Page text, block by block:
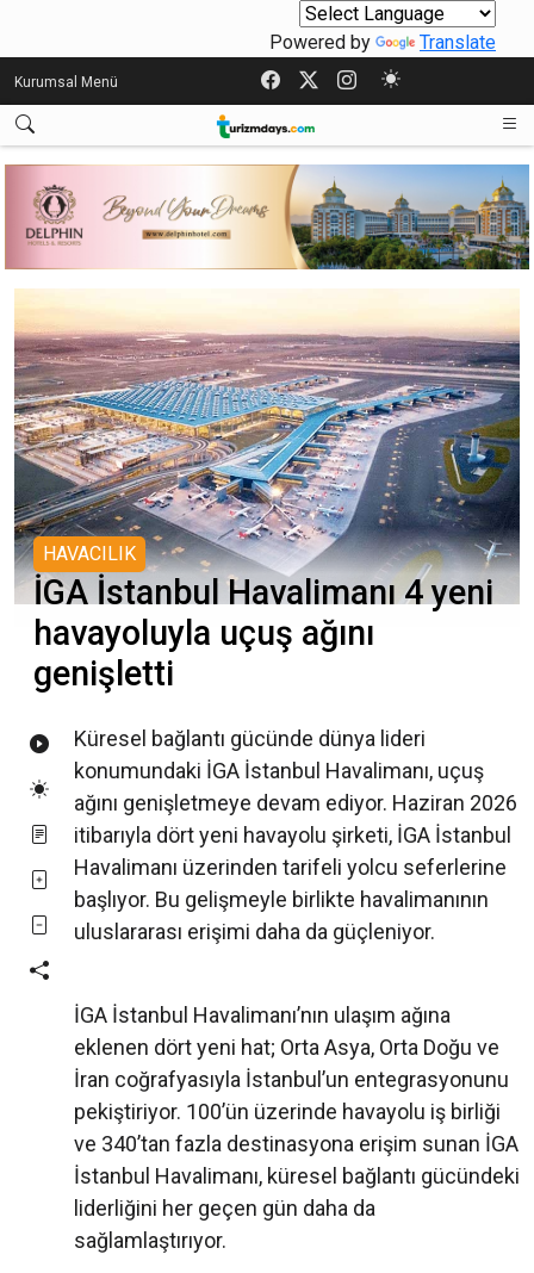
Powered by Translate
Kurumsal Menü
HAVACILIK
İGA İstanbul Havalimanı 4 yeni
havayoluyla uçuş ağını
genişletti
Küresel bağlantı gücünde dünya lideri
konumundaki İGA İstanbul Havalimanı, uçuş
ağını genişletmeye devam ediyor. Haziran 2026
itibarıyla dört yeni havayolu şirketi, İGA İstanbul
Havalimanı üzerinden tarifeli yolcu seferlerine
başlıyor. Bu gelişmeyle birlikte havalimanının
uluslararası erişimi daha da güçleniyor.
İGA İstanbul Havalimanı’nın ulaşım ağına
eklenen dört yeni hat; Orta Asya, Orta Doğu ve
İran coğrafyasıyla İstanbul’un entegrasyonunu
pekiştiriyor. 100’ün üzerinde havayolu iş birliği
ve 340’tan fazla destinasyona erişim sunan İGA
İstanbul Havalimanı, küresel bağlantı gücündeki
liderliğini her geçen gün daha da
sağlamlaştırıyor.